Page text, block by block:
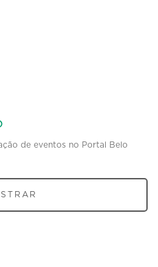
de eventos no Portal Belo